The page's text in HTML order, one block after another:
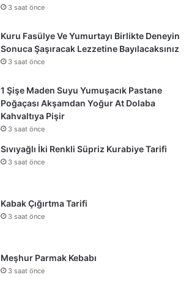
3 saat önce
Kuru Fasülye Ve Yumurtayı Birlikte Deneyin
Sonuca Şaşıracak Lezzetine Bayılacaksınız
3 saat önce
1 Şişe Maden Suyu Yumuşacık Pastane
Poğaçası Akşamdan Yoğur At Dolaba
Kahvaltıya Pişir
3 saat önce
Sıvıyağlı İki Renkli Süpriz Kurabiye Tarifi
3 saat önce
Kabak Çığırtma Tarifi
3 saat önce
Meşhur Parmak Kebabı
3 saat önce